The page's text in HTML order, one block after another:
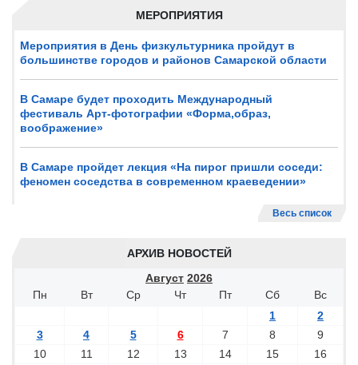
МЕРОПРИЯТИЯ
Мероприятия в День физкультурника пройдут в
большинстве городов и районов Самарской области
В Самаре будет проходить Международный
фестиваль Арт-фотографии «Форма,образ,
воображение»
В Самаре пройдет лекция «На пирог пришли соседи:
феномен соседства в современном краеведении»
Весь список
АРХИВ НОВОСТЕЙ
Август 2026
Пн
Вт Ср Чт Пт Сб
Вс
1
2
3
4 5 6 7 8
9
10
11 12 13 14 15
16